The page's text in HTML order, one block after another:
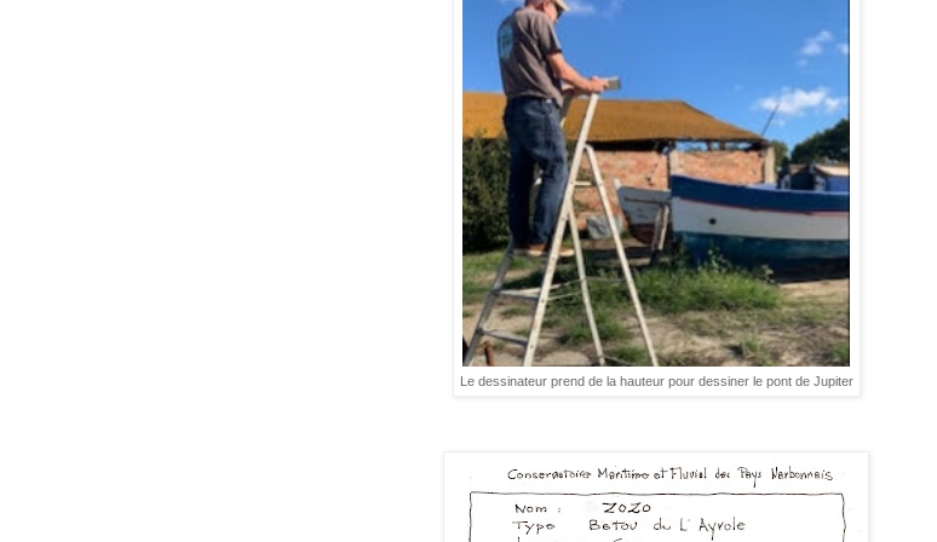
Le dessinateur prend de la hauteur pour dessiner le pont de Jupiter